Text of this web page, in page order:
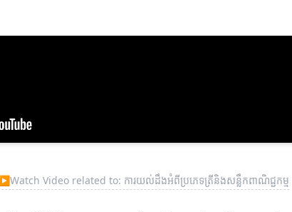
Watch Video related to: ការយល់ដឹងអំពីប្រភេទត្រីនិងសន្លឹកពាណិជ្ជកម្ម